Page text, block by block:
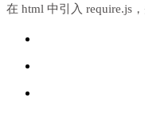
在 html 中引入 require.js